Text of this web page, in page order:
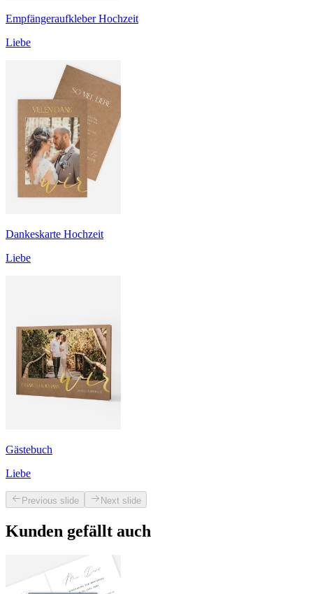
Empfängeraufkleber Hochzeit
Liebe
Dankeskarte Hochzeit
Liebe
Gästebuch
Liebe
Previous slide Next slide
Kunden gefällt auch